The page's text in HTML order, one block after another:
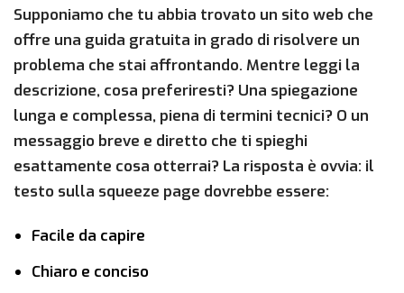
Supponiamo che tu abbia trovato un sito web che
offre una guida gratuita in grado di risolvere un
problema che stai affrontando. Mentre leggi la
descrizione, cosa preferiresti? Una spiegazione
lunga e complessa, piena di termini tecnici? O un
messaggio breve e diretto che ti spieghi
esattamente cosa otterrai? La risposta è ovvia: il
testo sulla squeeze page dovrebbe essere:
Facile da capire
Chiaro e conciso